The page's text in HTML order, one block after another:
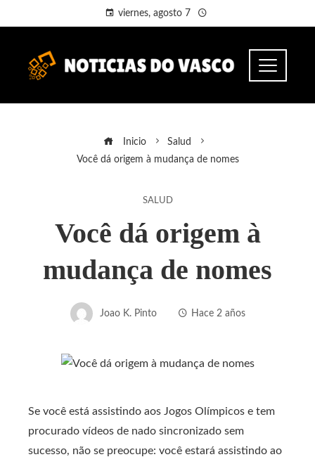
viernes, agosto 7
Inicio
Salud
Você dá origem à mudança de nomes
SALUD
Você dá origem à
mudança de nomes
Joao K. Pinto Hace 2 años
Se você está assistindo aos Jogos Olímpicos e tem
procurado vídeos de nado sincronizado sem
sucesso, não se preocupe: você estará assistindo ao